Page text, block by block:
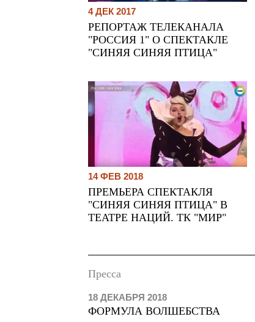
4 ДЕК 2017
РЕПОРТАЖ ТЕЛЕКАНАЛА
"РОССИЯ 1" О СПЕКТАКЛЕ
"СИНЯЯ СИНЯЯ ПТИЦА"
14 ФЕВ 2018
ПРЕМЬЕРА СПЕКТАКЛЯ
"СИНЯЯ СИНЯЯ ПТИЦА" В
ТЕАТРЕ НАЦИЙ. ТК "МИР"
Пресса
18 ДЕКАБРЯ 2018
ФОРМУЛА ВОЛШЕБСТВА